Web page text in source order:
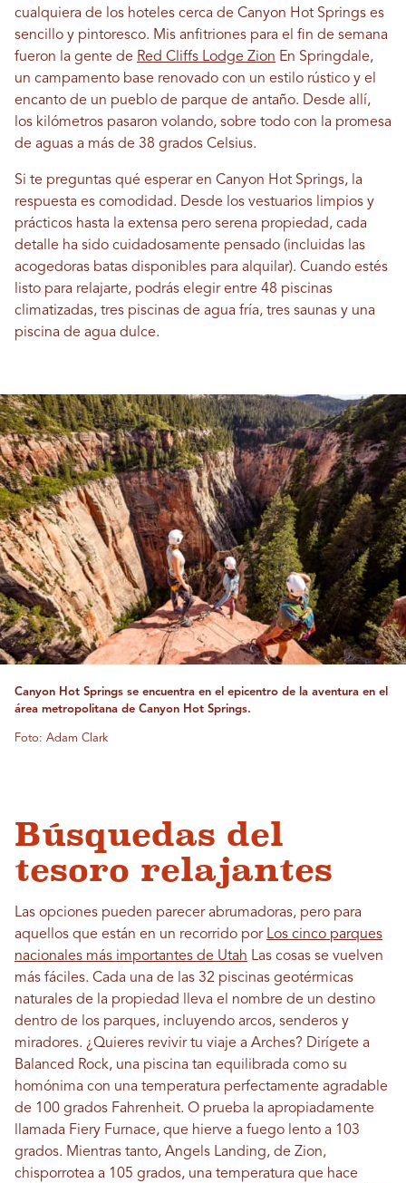
cualquiera de los hoteles cerca de Canyon Hot Springs es
sencillo y pintoresco. Mis anfitriones para el fin de semana
fueron la gente de Red Cliffs Lodge Zion En Springdale,
un campamento base renovado con un estilo rústico y el
encanto de un pueblo de parque de antaño. Desde allí,
los kilómetros pasaron volando, sobre todo con la promesa
de aguas a más de 38 grados Celsius.
Si te preguntas qué esperar en Canyon Hot Springs, la
respuesta es comodidad. Desde los vestuarios limpios y
prácticos hasta la extensa pero serena propiedad, cada
detalle ha sido cuidadosamente pensado (incluidas las
acogedoras batas disponibles para alquilar). Cuando estés
listo para relajarte, podrás elegir entre 48 piscinas
climatizadas, tres piscinas de agua fría, tres saunas y una
piscina de agua dulce.
Canyon Hot Springs se encuentra en el epicentro de la aventura en el
área metropolitana de Canyon Hot Springs.
Foto: Adam Clark
Búsquedas del
tesoro relajantes
Las opciones pueden parecer abrumadoras, pero para
aquellos que están en un recorrido por Los cinco parques
nacionales más importantes de Utah Las cosas se vuelven
más fáciles. Cada una de las 32 piscinas geotérmicas
naturales de la propiedad lleva el nombre de un destino
dentro de los parques, incluyendo arcos, senderos y
miradores. ¿Quieres revivir tu viaje a Arches? Dirígete a
Balanced Rock, una piscina tan equilibrada como su
homónima con una temperatura perfectamente agradable
de 100 grados Fahrenheit. O prueba la apropiadamente
llamada Fiery Furnace, que hierve a fuego lento a 103
grados. Mientras tanto, Angels Landing, de Zion,
chisporrotea a 105 grados, una temperatura que hace